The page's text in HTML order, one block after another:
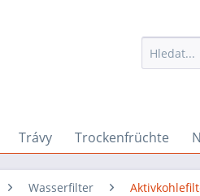
Trávy Trockenfrüchte
Wasserfilter